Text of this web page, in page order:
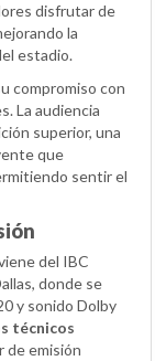
disfrutar de
la
estadio.
compromiso con
La audiencia
superior, una
que
sentir el
del IBC
donde se
y sonido Dolby
técnicos
de emisión